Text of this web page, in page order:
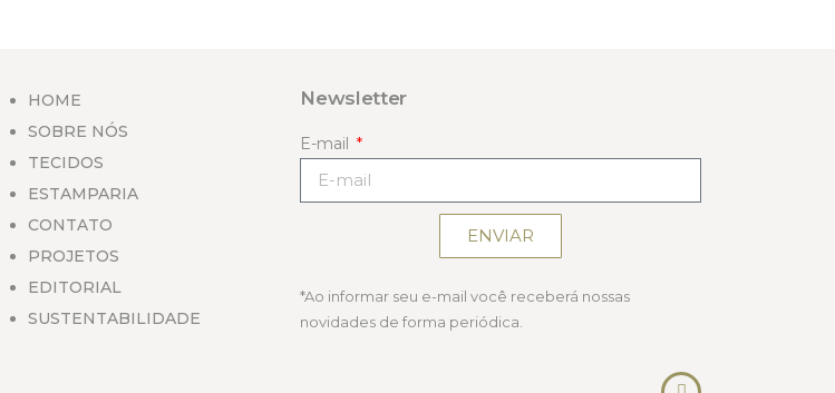
HOME
SOBRE NÓS
TECIDOS
ESTAMPARIA
CONTATO
PROJETOS
EDITORIAL
SUSTENTABILIDADE
Newsletter
E-mail
ENVIAR
*Ao informar seu e-mail você receberá nossas
novidades de forma periódica.